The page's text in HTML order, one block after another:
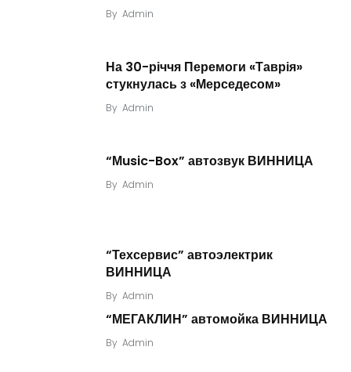
By Admin
На 30-річчя Перемоги «Таврія»
стукнулась з «Мерседесом»
By Admin
“Мusic-Box” автозвук ВИННИЦА
By Admin
“Техсервис” автоэлектрик
ВИННИЦА
By Admin
“МЕГАКЛИН” автомойка ВИННИЦА
By Admin